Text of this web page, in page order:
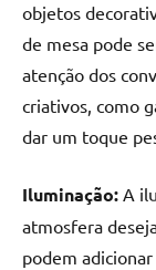
objetos
de mesa pode
atenção dos
criativos, como
dar um toque
Iluminação: A
atmosfera
podem